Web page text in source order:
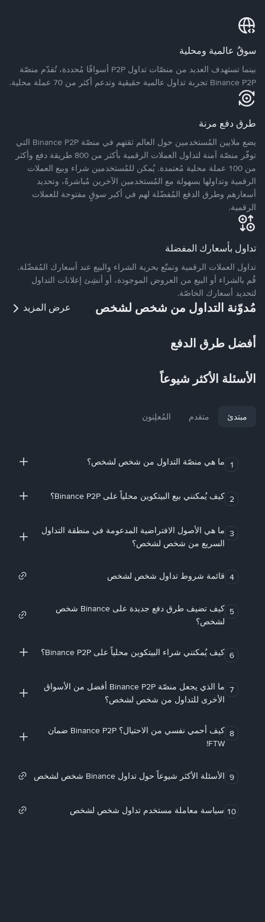
سوقٌ عالمية ومحلية
بينما تستهدف العديد من منصّات تداول P2P أسواقًا مُحددة، تُقدّم منصّة
Binance P2P تجربة تداول عالمية حقيقية وتدعم أكثر من 70 عملة محلية.
طرق دفع مرنة
يضع ملايين المُستخدمين حول العالم ثقتهم في منصّة Binance P2P التي
توفّر منصّة آمنة لتداول العملات الرقمية بأكثر من 800 طريقة دفع وأكثر
من 100 عملة محلية مُعتمدة. يُمكن للمُستخدمين شراء وبيع العملات
الرقمية وتداولها بسهولة مع المُستخدمين الآخرين مُباشرةً، وتحديد
أسعارهم وطرق الدفع المُفضّلة لهم في أكبر سوقٍ مفتوحة للعملات
الرقمية.
تداول بأسعارك المفضلة
تداول العملات الرقمية وتمتّع بحرية الشراء والبيع عند أسعارك المُفضّلة.
قُم بالشراء أو البيع من العروض الموجودة، أو أنشِئ إعلانات التداول
لتحديد أسعارك الخاصّة.
مُدوّنة التداول من شخص لشخص عرض المزيد
أفضل طرق الدفع
الأسئلة الأكثر شيوعاً
مبتدئ متقدم المُعلِنون
1 ما هي منصّة التداول من شخص لشخص؟
2 كيف يُمكنني بيع البيتكوين محلياً على Binance P2P؟
3 ما هي الأصول الافتراضية المدعومة في منطقة التداول
السريع من شخص لشخص؟
4 قائمة شروط تداول شخص لشخص
5
كيف تضيف طرق دفع جديدة على Binance شخص
لشخص؟
6 كيف يُمكنني شراء البيتكوين محلياً على Binance P2P؟
7
ما الذي يجعل منصّة Binance P2P أفضل من الأسواق
الأخرى للتداول من شخص لشخص؟
8
كيف أحمي نفسي من الاحتيال؟ Binance P2P ضمان
FTW!
9 الأسئلة الأكثر شيوعاً حول تداول Binance شخص لشخص
10 سياسة معاملة مستخدم تداول شخص لشخص